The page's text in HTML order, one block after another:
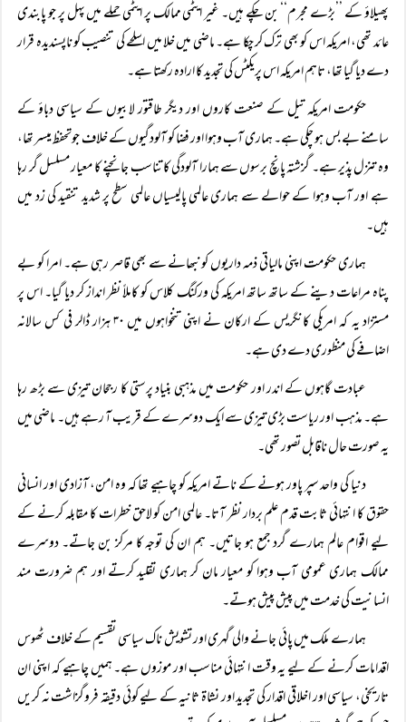
پھیلاؤ کے ’’بڑے مجرم‘‘ بن چکے ہیں۔ غیر ایٹمی ممالک پر ایٹمی حملے میں پہل پر جو پابندی
عائد تھی، امریکہ اس کو بھی ترک کر چکا ہے۔ ماضی میں خلا میں اسلحے کی تنصیب کو ناپسندیدہ قرار
دے دیا گیا تھا، تاہم امریکہ اس پریکٹس کی تجدید کا ارادہ رکھتا ہے۔
حکومت امریکہ تیل کے صنعت کاروں اور دیگر طاقتور لابیوں کے سیاسی دباؤ کے
سامنے بے بس ہو چکی ہے۔ ہماری آب وہوا اور فضا کو آلودگیوں کے خلاف جوتحفظ میسر تھا،
وہ تنزل پذیر ہے۔ گزشتہ پانچ برسوں سے ہمارا آلودگی کا تناسب جانچنے کا معیار مسلسل گر رہا
ہے اور آب وہوا کے حوالے سے ہماری عالمی پالیسیاں عالمی سطح پر شدید تنقید کی زد میں
ہیں۔
ہماری حکومت اپنی مالیاتی ذمہ داریوں کو نبھانے سے بھی قاصر رہی ہے۔ امرا کو بے
پناہ مراعات دینے کے ساتھ ساتھ امریکہ کی ورکنگ کلاس کو کاملاً نظر انداز کر دیا گیا۔ اس پر
مستزاد یہ کہ امریکی کانگریس کے ارکان نے اپنی تنخواہوں میں ۳۰ ہزار ڈالر فی کس سالانہ
اضافے کی منظوری دے دی ہے۔
عبادت گاہوں کے اندر اور حکومت میں مذہبی بنیاد پرستی کا رجحان تیزی سے بڑھ رہا
ہے۔ مذہب اور ریاست بڑی تیزی سے ایک دوسرے کے قریب آ رہے ہیں۔ ماضی میں
یہ صورت حال ناقابل تصور تھی۔
دنیا کی واحد سپر پاور ہونے کے ناتے امریکہ کو چاہیے تھا کہ وہ امن، آزادی اور انسانی
حقوق کا انتہائی ثابت قدم علم بردار نظر آتا۔ عالمی امن کو لاحق خطرات کا مقابلہ کرنے کے
لیے اقوام عالم ہمارے گرد جمع ہو جاتیں۔ ہم ان کی توجہ کا مرکز بن جاتے۔ دوسرے
ممالک ہماری عمومی آب وہوا کو معیار مان کر ہماری تقلید کرتے اور ہم ضرورت مند
انسانیت کی خدمت میں پیش پیش ہوتے۔
ہمارے ملک میں پائی جانے والی گہری اور تشویش ناک سیاسی تقسیم کے خلاف ٹھوس
اقدامات کرنے کے لیے یہ وقت انتہائی مناسب اور موزوں ہے۔ ہمیں چاہیے کہ اپنی ان
تاریخی، سیاسی اور اخلاقی اقدار کی تجدید اور نشاۃ ثانیہ کے لیے کوئی دقیقہ فروگزاشت نہ کریں